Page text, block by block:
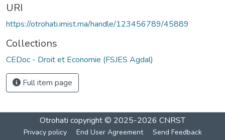
URI
https://otrohati.imist.ma/handle/123456789/45889
Collections
CEDoc - Droit et Economie (FSJES Agdal)
Full item page
Otrohati copyright © 2025-2026 CNRST
Privacy policy End User Agreement Send Feedback